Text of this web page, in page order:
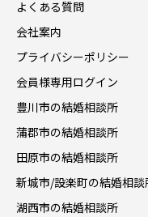
よくある質問
会社案内
プライバシーポリシー
会員様専用ログイン
豊川市の結婚相談所
蒲郡市の結婚相談所
田原市の結婚相談所
新城市/設楽町の結婚相談
湖西市の結婚相談所